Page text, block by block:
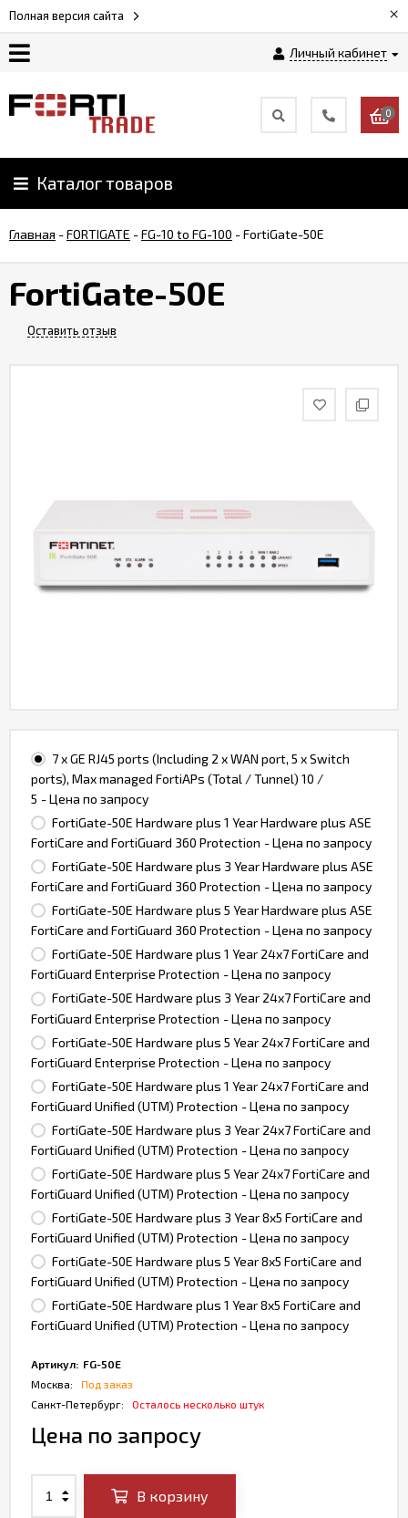
Полная версия сайта ×
Личный кабинет
Доставка
0
Каталог товаров
Главная -FORTIGATE -FG-10 to FG-100 -FortiGate-50E
FortiGate-50E
Оставить отзыв
7 x GE RJ45 ports (Including 2 x WAN port, 5 x Switch
ports), Max managed FortiAPs (Total / Tunnel) 10 /
5 - Цена по запросу
FortiGate-50E Hardware plus 1 Year Hardware plus ASE
FortiCare and FortiGuard 360 Protection - Цена по запросу
FortiGate-50E Hardware plus 3 Year Hardware plus ASE
FortiCare and FortiGuard 360 Protection - Цена по запросу
FortiGate-50E Hardware plus 5 Year Hardware plus ASE
FortiCare and FortiGuard 360 Protection - Цена по запросу
FortiGate-50E Hardware plus 1 Year 24x7 FortiCare and
FortiGuard Enterprise Protection - Цена по запросу
FortiGate-50E Hardware plus 3 Year 24x7 FortiCare and
FortiGuard Enterprise Protection - Цена по запросу
FortiGate-50E Hardware plus 5 Year 24x7 FortiCare and
FortiGuard Enterprise Protection - Цена по запросу
FortiGate-50E Hardware plus 1 Year 24x7 FortiCare and
FortiGuard Unified (UTM) Protection - Цена по запросу
FortiGate-50E Hardware plus 3 Year 24x7 FortiCare and
FortiGuard Unified (UTM) Protection - Цена по запросу
FortiGate-50E Hardware plus 5 Year 24x7 FortiCare and
FortiGuard Unified (UTM) Protection - Цена по запросу
FortiGate-50E Hardware plus 3 Year 8x5 FortiCare and
FortiGuard Unified (UTM) Protection - Цена по запросу
FortiGate-50E Hardware plus 5 Year 8x5 FortiCare and
FortiGuard Unified (UTM) Protection - Цена по запросу
FortiGate-50E Hardware plus 1 Year 8x5 FortiCare and
FortiGuard Unified (UTM) Protection - Цена по запросу
Артикул: FG-50E
Москва:
Под заказ
Санкт-Петербург:
Осталось несколько штук
Цена по запросу
В корзину